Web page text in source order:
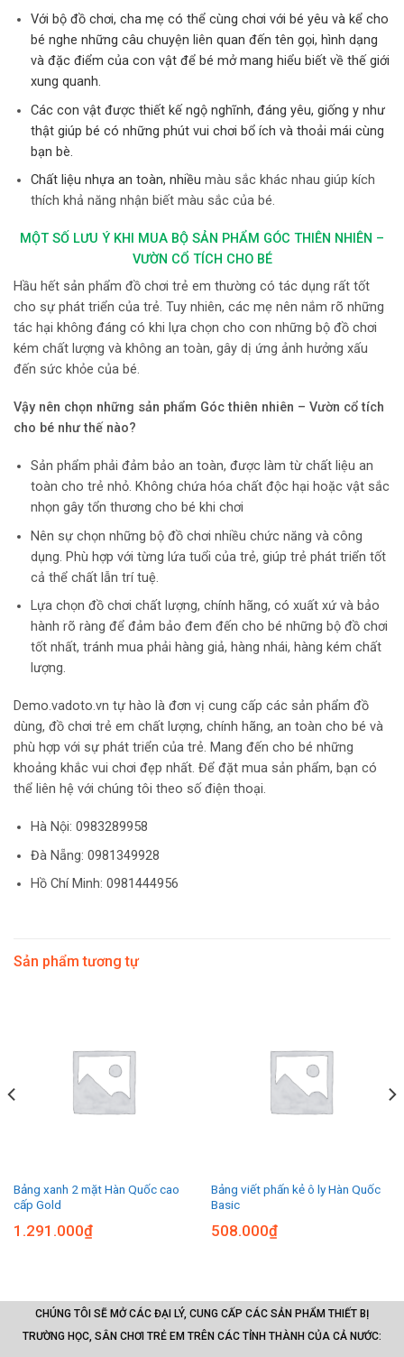
Với bộ đồ chơi, cha mẹ có thể cùng chơi với bé yêu và kể cho
bé nghe những câu chuyện liên quan đến tên gọi, hình dạng
và đặc điểm của con vật để bé mở mang hiểu biết về thế giới
xung quanh.
Các con vật được thiết kế ngộ nghĩnh, đáng yêu, giống y như
thật giúp bé có những phút vui chơi bổ ích và thoải mái cùng
bạn bè.
Chất liệu nhựa an toàn, nhiều màu sắc khác nhau giúp kích
thích khả năng nhận biết màu sắc của bé.
MỘT SỐ LƯU Ý KHI MUA BỘ SẢN PHẨM GÓC THIÊN NHIÊN –
VƯỜN CỔ TÍCH CHO BÉ
Hầu hết sản phẩm đồ chơi trẻ em thường có tác dụng rất tốt
cho sự phát triển của trẻ. Tuy nhiên, các mẹ nên nắm rõ những
tác hại không đáng có khi lựa chọn cho con những bộ đồ chơi
kém chất lượng và không an toàn, gây dị ứng ảnh hưởng xấu
đến sức khỏe của bé.
Vậy nên chọn những sản phẩm Góc thiên nhiên – Vườn cổ tích
cho bé như thế nào?
Sản phẩm phải đảm bảo an toàn, được làm từ chất liệu an
toàn cho trẻ nhỏ. Không chứa hóa chất độc hại hoặc vật sắc
nhọn gây tổn thương cho bé khi chơi
Nên sự chọn những bộ đồ chơi nhiều chức năng và công
dụng. Phù hợp với từng lứa tuổi của trẻ, giúp trẻ phát triển tốt
cả thể chất lẫn trí tuệ.
Lựa chọn đồ chơi chất lượng, chính hãng, có xuất xứ và bảo
hành rõ ràng để đảm bảo đem đến cho bé những bộ đồ chơi
tốt nhất, tránh mua phải hàng giả, hàng nhái, hàng kém chất
lượng.
Demo.vadoto.vn tự hào là đơn vị cung cấp các sản phẩm đồ
dùng, đồ chơi trẻ em chất lượng, chính hãng, an toàn cho bé và
phù hợp với sự phát triển của trẻ. Mang đến cho bé những
khoảng khắc vui chơi đẹp nhất. Để đặt mua sản phẩm, bạn có
thể liên hệ với chúng tôi theo số điện thoại.
Hà Nội: 0983289958
Đà Nẵng: 0981349928
Hồ Chí Minh: 0981444956
Sản phẩm tương tự
Bảng xanh 2 mặt Hàn Quốc cao
cấp Gold
1.291.000₫
Bảng viết phấn kẻ ô ly Hàn Quốc
Basic
508.000₫
CHÚNG TÔI SẼ MỞ CÁC ĐẠI LÝ, CUNG CẤP CÁC SẢN PHẨM THIẾT BỊ
TRƯỜNG HỌC, SÂN CHƠI TRẺ EM TRÊN CÁC TỈNH THÀNH CỦA CẢ NƯỚC: